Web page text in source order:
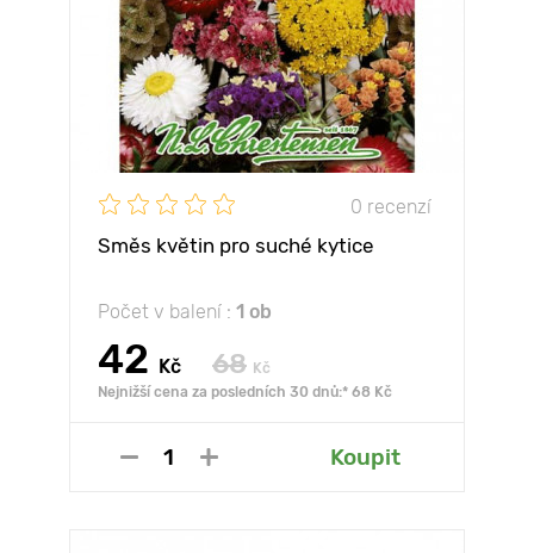
0 recenzí
Směs květin pro suché kytice
Počet v balení : 1 ob
42 Kč 68 Kč
Nejnižší cena za posledních 30 dnů:* 68 Kč
Koupit